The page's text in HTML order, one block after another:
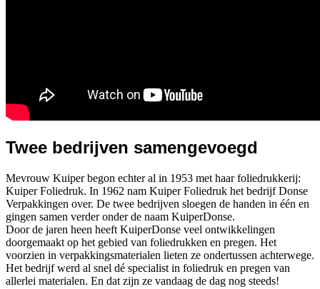
Twee bedrijven samengevoegd
Mevrouw Kuiper begon echter al in 1953 met haar foliedrukkerij:
Kuiper Foliedruk. In 1962 nam Kuiper Foliedruk het bedrijf Donse
Verpakkingen over. De twee bedrijven sloegen de handen in één en
gingen samen verder onder de naam KuiperDonse.
Door de jaren heen heeft KuiperDonse veel ontwikkelingen
doorgemaakt op het gebied van foliedrukken en pregen. Het
voorzien in verpakkingsmaterialen lieten ze ondertussen achterwege.
Het bedrijf werd al snel dé specialist in foliedruk en pregen van
allerlei materialen. En dat zijn ze vandaag de dag nog steeds!